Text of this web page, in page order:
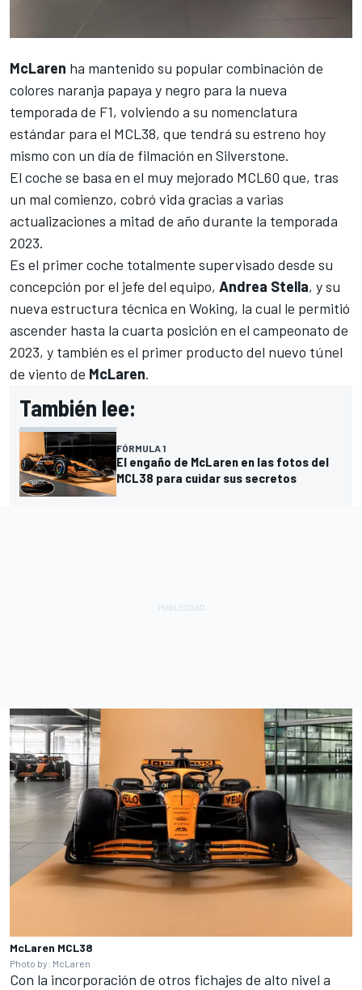
McLaren ha mantenido su popular combinación de
colores naranja papaya y negro para la nueva
temporada de F1, volviendo a su nomenclatura
estándar para el MCL38, que tendrá su estreno hoy
mismo con un día de filmación en Silverstone.
El coche se basa en el muy mejorado MCL60 que, tras
un mal comienzo, cobró vida gracias a varias
actualizaciones a mitad de año durante la temporada
2023.
Es el primer coche totalmente supervisado desde su
concepción por el jefe del equipo, Andrea Stella, y su
nueva estructura técnica en Woking, la cual le permitió
ascender hasta la cuarta posición en el campeonato de
2023, y también es el primer producto del nuevo túnel
de viento de McLaren.
También lee:
FÓRMULA 1
El engaño de McLaren en las fotos del
MCL38 para cuidar sus secretos
McLaren MCL38
Photo by: McLaren
Con la incorporación de otros fichajes de alto nivel a